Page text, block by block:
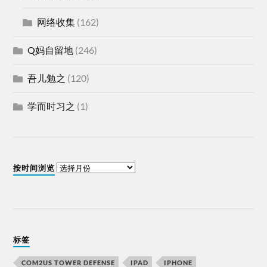
网络收集 (162)
Q妈自留地 (246)
吾儿勉之 (120)
学而时习之 (1)
按时间浏览
标签
COM2US TOWER DEFENSE IPAD IPHONE